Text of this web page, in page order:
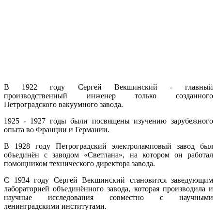
В 1922 году Сергей Векшинский - главный
производственный инженер только созданного
Петроградского вакуумного завода.
1925 - 1927 годы были посвящены изучению зарубежного
опыта во Франции и Германии.
В 1928 году Петроградский электроламповый завод был
объединён с заводом «Светлана», на котором он работал
помощником технического директора завода.
С 1934 году Сергей Векшинский становится заведующим
лабораторией объединённого завода, которая производила и
научные исследования совместно с научными
ленинградскими институтами.